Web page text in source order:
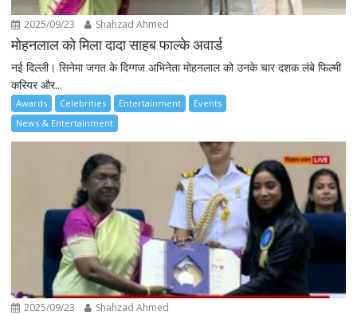
2025/09/23 Shahzad Ahmed
मोहनलाल को मिला दादा साहब फाल्के अवार्ड
नई दिल्ली। सिनेमा जगत के दिग्गज अभिनेता मोहनलाल को उनके चार दशक लंबे फिल्मी
करियर और...
Awards Celebrities Entertainment
Events
News & Entertainment
2025/09/23 Shahzad Ahmed